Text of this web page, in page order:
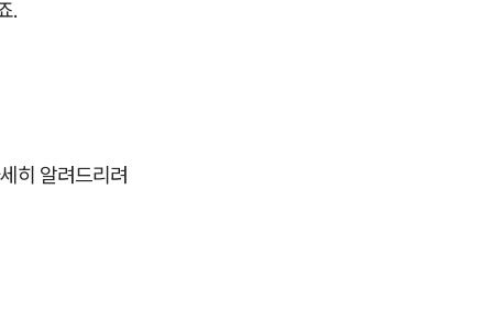
.
히 알려드리려